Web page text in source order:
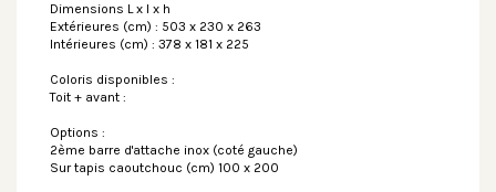
Dimensions L x l x h
Extérieures (cm) : 503 x 230 x 263
Intérieures (cm) : 378 x 181 x 225
Coloris disponibles :
Toit + avant :
Options :
2ème barre d'attache inox (coté gauche)
Sur tapis caoutchouc (cm) 100 x 200